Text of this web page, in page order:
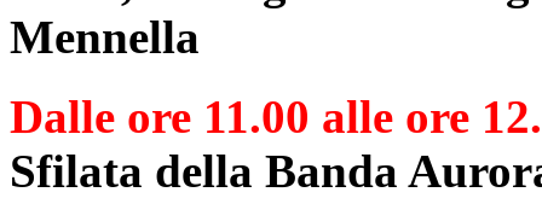
Mennella
Dalle ore 11.00 alle ore
Sfilata della Banda